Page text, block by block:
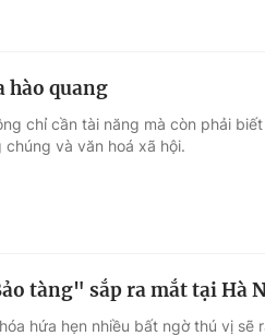
đẹp
hào quang
chỉ cần tài năng mà còn phải
và văn hoá xã hội.
tàng" sắp ra mắt tại Hà
hứa hẹn nhiều bất ngờ thú vị sẽ